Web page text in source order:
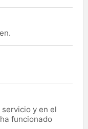
y en el
funcionado